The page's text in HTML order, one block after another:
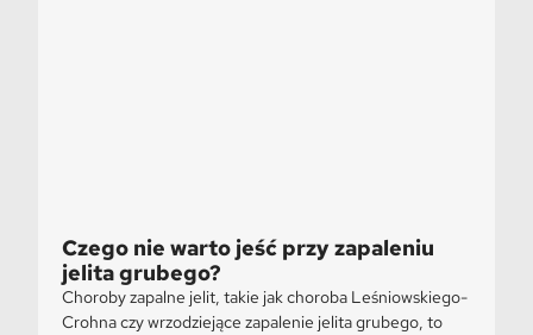
Czego nie warto jeść przy zapaleniu
jelita grubego?
Choroby zapalne jelit, takie jak choroba Leśniowskiego-
Crohna czy wrzodziejące zapalenie jelita grubego, to